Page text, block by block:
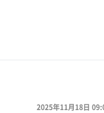
2025年11月18日